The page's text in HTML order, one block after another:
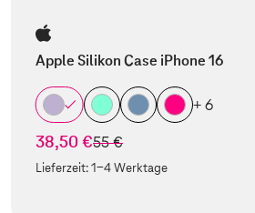
Apple Silikon Case iPhone 16
+ 6
38,50 €statt
55 €
Lieferzeit:1-4 Werktage